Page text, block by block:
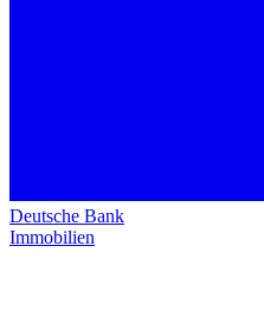
Deutsche Bank
Immobilien